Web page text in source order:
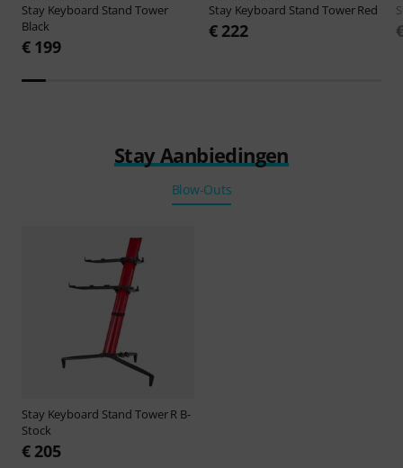
Stay Keyboard Stand Tower
Black
€ 199
Stay Keyboard Stand Tower Red
€ 222
Stay Aanbiedingen
Blow-Outs
Stay Keyboard Stand Tower R B-
Stock
€ 205